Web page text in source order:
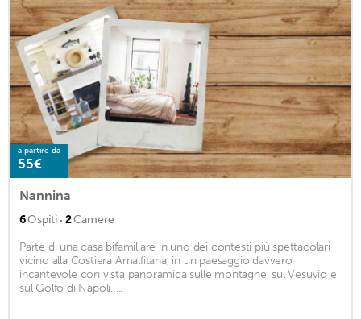
a partire da
55€
Nannina
6Ospiti · 2Camere
Parte di una casa bifamiliare in uno dei contesti più spettacolari
vicino alla Costiera Amalfitana, in un paesaggio davvero
incantevole con vista panoramica sulle montagne, sul Vesuvio e
sul Golfo di Napoli, ...